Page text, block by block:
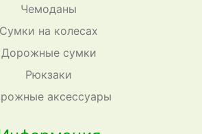
Чемоданы
Сумки на колесах
Дорожные сумки
Рюкзаки
аксессуары